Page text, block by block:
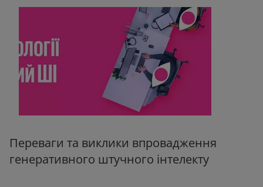
Переваги та виклики впровадження
генеративного штучного інтелекту